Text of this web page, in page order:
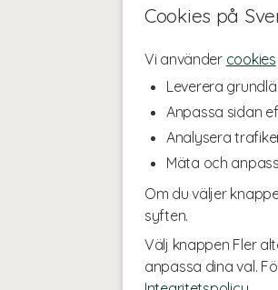
Cookies på
Vi använder cookies
Leverera
Anpassa sidan
Analysera
Mäta och
Om du väljer
syften.
Välj knappen Fler
anpassa dina val.